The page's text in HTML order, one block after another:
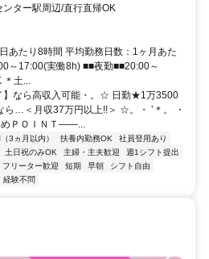
ター駅周辺/直行直帰OK
あたり8時間 平均勤務日数：1ヶ月あた
～17:00(実働8h) ■■夜勤■■20:00～
＊土...
】なら高収入可能・。☆ 日勤★1万3500
…＜月収37万円以上!!＞ ☆。・ ‛＊。 ・
ＰＯＩＮＴ――...
3ヵ月以内） 扶養内勤務OK
社員登用あり
土日祝のみOK 主婦・主夫歓迎
週1シフト提出
フリーター歓迎 短期 早朝
シフト自由
経験不問